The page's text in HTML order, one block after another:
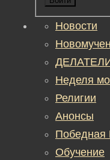
Новости
Неделя
Религии
Анонсы
Победная
Обучение